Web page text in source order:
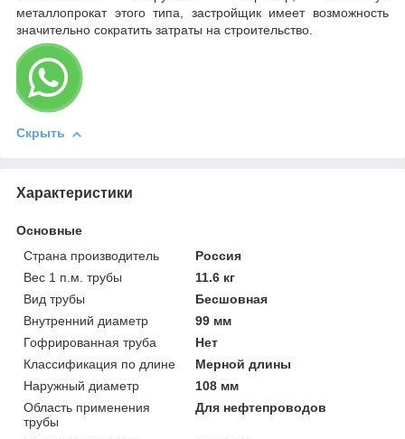
металлопрокат этого типа, застройщик имеет возможность
значительно сократить затраты на строительство.
Скрыть
Характеристики
Основные
Страна производитель
Россия
Вес 1 п.м. трубы
11.6 кг
Вид трубы
Бесшовная
Внутренний диаметр
99 мм
Гофрированная труба
Нет
Классификация по длине
Мерной длины
Наружный диаметр
108 мм
Область применения
трубы
Для нефтепроводов